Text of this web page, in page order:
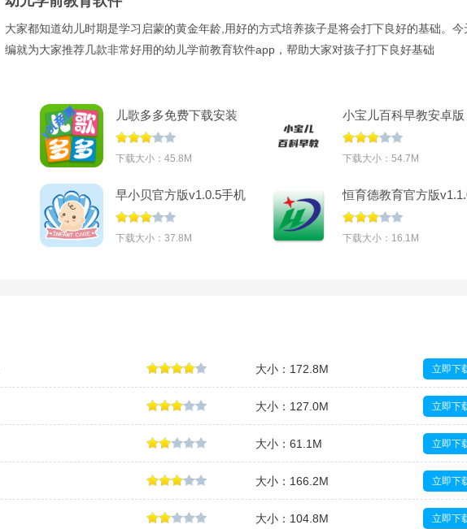
大家都知道幼儿时期是学习启蒙的黄金年龄,用好的方式培养孩子是将会打下良好的基础。今
编就为大家推荐几款非常好用的幼儿学前教育软件app，帮助大家对孩子打下良好基础
儿歌多多免费下载安装
(儿童歌曲大全100
首)v4.7.5.0
下载大小：45.8M
小宝儿百科早教安卓版
v1.0最新版
下载大小：54.7M
早小贝官方版v1.0.5手机
版
下载大小：37.8M
恒育德教育官方版
手机版
下载大小：16.1M
大小：172.8M 立即下
大小：127.0M 立即下
大小：61.1M 立即下
大小：166.2M 立即下
大小：104.8M 立即下